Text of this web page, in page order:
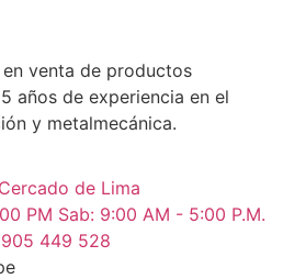
venta de productos
años de experiencia en el
y metalmecánica.
de Lima
PM Sab: 9:00 AM - 5:00 P.M.
449 528